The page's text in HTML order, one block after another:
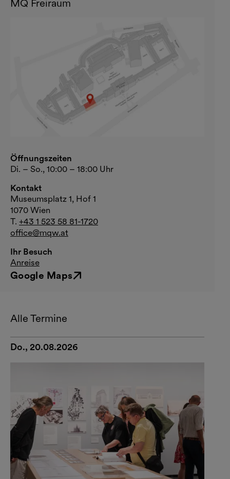
MQ Freiraum
Öffnungszeiten
Di. – So., 10:00 – 18:00 Uhr
Kontakt
Museumsplatz 1, Hof 1
1070 Wien
T. +43 1 523 58 81-1720
office@mqw.at
Ihr Besuch
Anreise
Google Maps
Externer Link
Alle Termine
Do., 20.08.2026